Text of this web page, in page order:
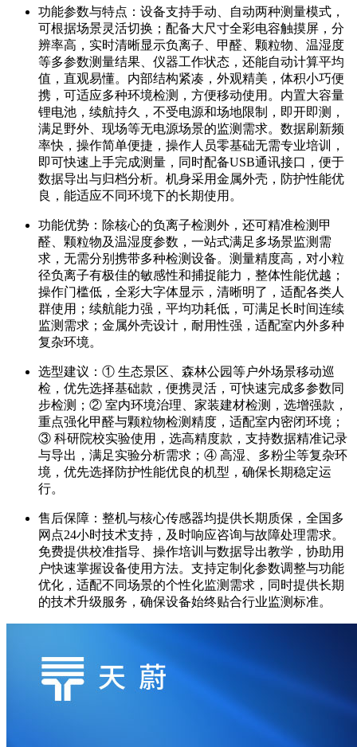
功能参数与特点：设备支持手动、自动两种测量模式，
可根据场景灵活切换；配备大尺寸全彩电容触摸屏，分
辨率高，实时清晰显示负离子、甲醛、颗粒物、温湿度
等多参数测量结果、仪器工作状态，还能自动计算平均
值，直观易懂。内部结构紧凑，外观精美，体积小巧便
携，可适应多种环境检测，方便移动使用。内置大容量
锂电池，续航持久，不受电源和场地限制，即开即测，
满足野外、现场等无电源场景的监测需求。数据刷新频
率快，操作简单便捷，操作人员零基础无需专业培训，
即可快速上手完成测量，同时配备USB通讯接口，便于
数据导出与归档分析。机身采用金属外壳，防护性能优
良，能适应不同环境下的长期使用。
功能优势：除核心的负离子检测外，还可精准检测甲
醛、颗粒物及温湿度参数，一站式满足多场景监测需
求，无需分别携带多种检测设备。测量精度高，对小粒
径负离子有极佳的敏感性和捕捉能力，整体性能优越；
操作门槛低，全彩大字体显示，清晰明了，适配各类人
群使用；续航能力强，平均功耗低，可满足长时间连续
监测需求；金属外壳设计，耐用性强，适配室内外多种
复杂环境。
选型建议：① 生态景区、森林公园等户外场景移动巡
检，优先选择基础款，便携灵活，可快速完成多参数同
步检测；② 室内环境治理、家装建材检测，选增强款，
重点强化甲醛与颗粒物检测精度，适配室内密闭环境；
③ 科研院校实验使用，选高精度款，支持数据精准记录
与导出，满足实验分析需求；④ 高湿、多粉尘等复杂环
境，优先选择防护性能优良的机型，确保长期稳定运
行。
售后保障：整机与核心传感器均提供长期质保，全国多
网点24小时技术支持，及时响应咨询与故障处理需求。
免费提供校准指导、操作培训与数据导出教学，协助用
户快速掌握设备使用方法。支持定制化参数调整与功能
优化，适配不同场景的个性化监测需求，同时提供长期
的技术升级服务，确保设备始终贴合行业监测标准。